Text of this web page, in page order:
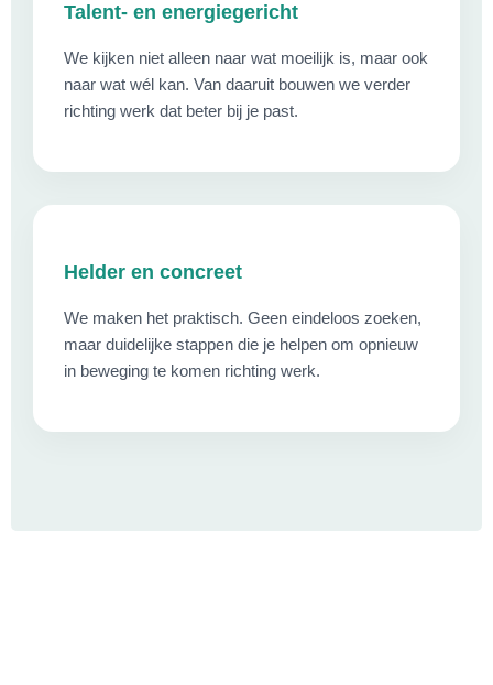
Talent- en energiegericht
We kijken niet alleen naar wat moeilijk is, maar ook
naar wat wél kan. Van daaruit bouwen we verder
richting werk dat beter bij je past.
Helder en concreet
We maken het praktisch. Geen eindeloos zoeken,
maar duidelijke stappen die je helpen om opnieuw
in beweging te komen richting werk.